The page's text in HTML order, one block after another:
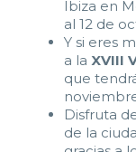
Ibiza en
al 12 de
Y si eres
a la XVIII
que
Disfruta
de la